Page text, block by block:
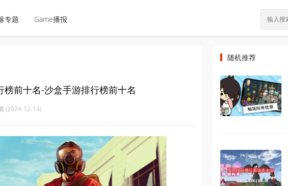
专题 Game播报
前十名-沙盒手游排行榜前十名
(2024-12-14)
随机推荐